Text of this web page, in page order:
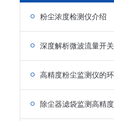
粉尘浓度检测仪介绍
深度解析微波流量开关